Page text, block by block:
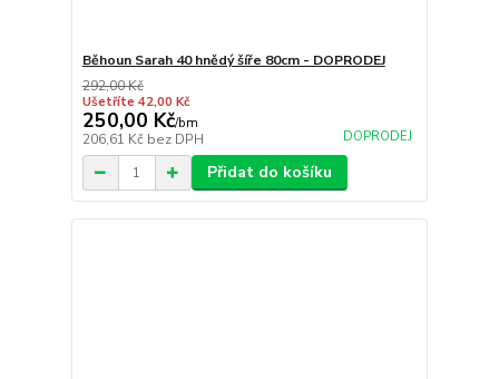
Běhoun Sarah 40 hnědý šíře 80cm - DOPRODEJ
292,00 Kč
Ušetříte 42,00 Kč
250,00 Kč/bm
206,61 Kč bez DPH DOPRODEJ
Přidat do košíku